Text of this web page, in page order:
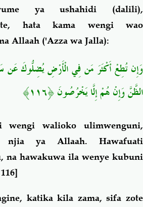
ya ushahidi (dalili),
hata kama wengi wao
Allaah ('Azza wa Jalla):
وَإِن تُطِعْ أَكْثَرَ مَن فِي الْأَرْضِ يُضِلُّوكَ عَن
الظَّنَّ وَإِنْ هُمْ إِلَّا يَخْرُصُونَ ﴿١١٦﴾
wengi walioko ulimwenguni,
njia ya Allaah. Hawafuati
na hawakuwa ila wenye kubuni
katika kila zama, sifa zote